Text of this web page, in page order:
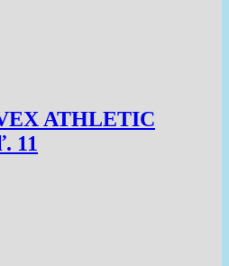
ATHLETIC
11